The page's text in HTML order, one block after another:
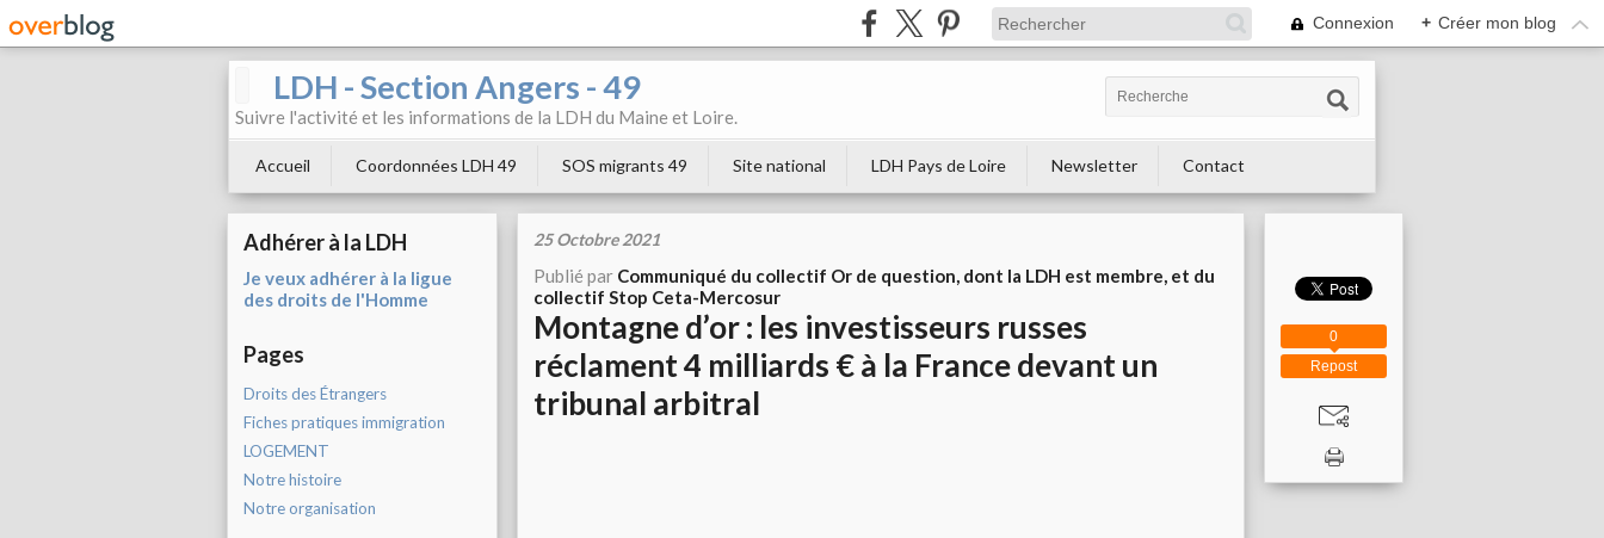
Connexion + Créer mon blog
LDH - Section Angers - 49
Suivre l'activité et les informations de la LDH du Maine et Loire.
Accueil Coordonnées LDH 49 SOS migrants 49 Site national LDH Pays de Loire Newsletter Contact
Adhérer à la LDH
Je veux adhérer à la ligue
des droits de l'Homme
Pages
Droits des Étrangers
Fiches pratiques immigration
LOGEMENT
Notre histoire
Notre organisation
25 Octobre 2021
Publié par Communiqué du collectif Or de question, dont la LDH est membre, et du
collectif Stop Ceta-Mercosur
Montagne d’or : les investisseurs russes
réclament 4 milliards € à la France devant un
tribunal arbitral
Repost
0